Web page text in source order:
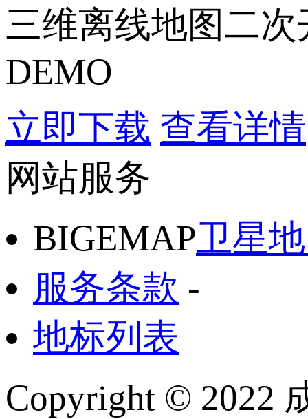
三维离线地图二
DEMO
立即下载 查看详情
网站服务
BIGEMAP卫星
服务条款 -
地标列表
Copyright © 2022